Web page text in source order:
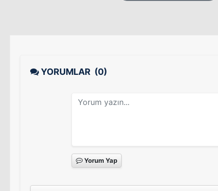
YORUMLAR (0)
Yorum Yap